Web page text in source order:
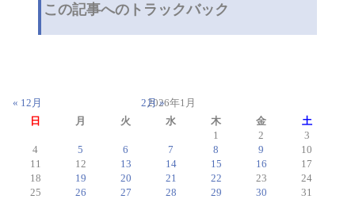
この記事へのトラックバック
2026年1月
日
月 火 水 木 金
土
1
2
3
4
5 6 7 8 9
10
11
12 13 14 15 16
17
18
19 20 21 22 23
24
25
26 27 28 29 30 31
« 12月 2月 »